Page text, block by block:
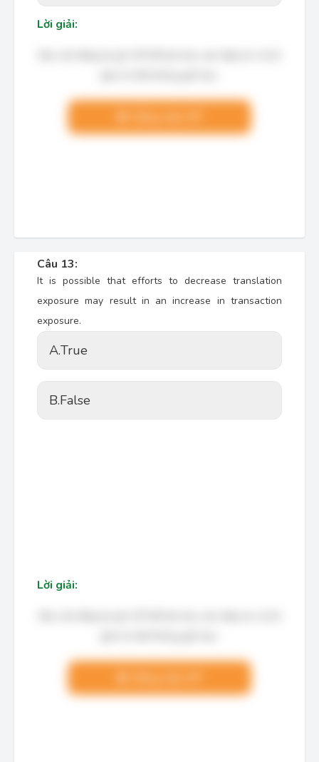
Lời giải:
Câu 13:
It is possible that efforts to decrease translation
exposure may result in an increase in transaction
exposure.
A.True
B.False
Lời giải: